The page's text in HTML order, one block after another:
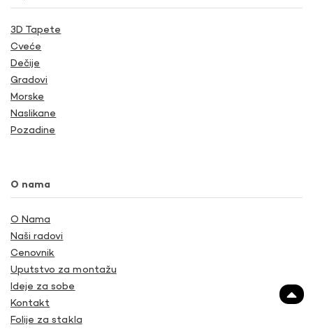
3D Tapete
Cveće
Dečije
Gradovi
Morske
Naslikane
Pozadine
O nama
O Nama
Naši radovi
Cenovnik
Uputstvo za montažu
Ideje za sobe
Kontakt
Folije za stakla